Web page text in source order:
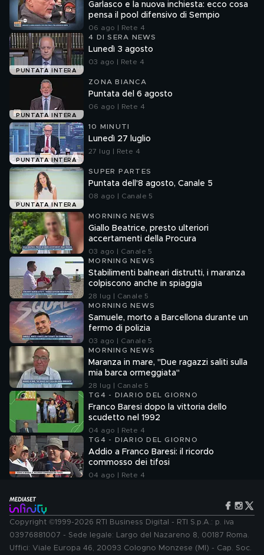
Garlasco e la nuova inchiesta: ecco cosa
pensa il pool difensivo di Sempio
06 ago | Rete 4
PUNTATA INTERA
4 DI SERA NEWS
Lunedì 3 agosto
03 ago | Rete 4
PUNTATA INTERA
ZONA BIANCA
Puntata del 6 agosto
06 ago | Rete 4
PUNTATA INTERA
10 MINUTI
Lunedì 27 luglio
27 lug | Rete 4
PUNTATA INTERA
SUPER PARTES
Puntata dell'8 agosto, Canale 5
08 ago | Canale 5
MORNING NEWS
Giallo Beatrice, presto ulteriori
accertamenti della Procura
03 ago | Canale 5
MORNING NEWS
Stabilimenti balneari distrutti, i maranza
colpiscono anche in spiaggia
28 lug | Canale 5
MORNING NEWS
Samuele, morto a Barcellona durante un
fermo di polizia
03 ago | Canale 5
MORNING NEWS
Maranza in mare, "Due ragazzi saliti sulla
mia barca ormeggiata"
28 lug | Canale 5
TG4 - DIARIO DEL GIORNO
Franco Baresi dopo la vittoria dello
scudetto nel 1992
04 ago | Rete 4
TG4 - DIARIO DEL GIORNO
Addio a Franco Baresi: il ricordo
commosso dei tifosi
04 ago | Rete 4
Copyright ©1999-2026 RTI Business Digital - RTI S.p.A.: p. iva
03976881007 - Sede legale: Largo del Nazareno 8, 00187 Roma.
Uffici: Viale Europa 46, 20093 Cologno Monzese (MI) - Cap. Soc.